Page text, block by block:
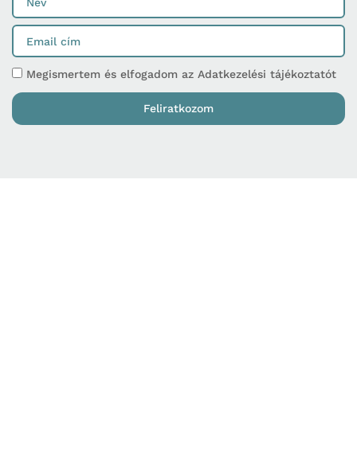
Megismertem és elfogadom az Adatkezelési tájékoztatót
Feliratkozom